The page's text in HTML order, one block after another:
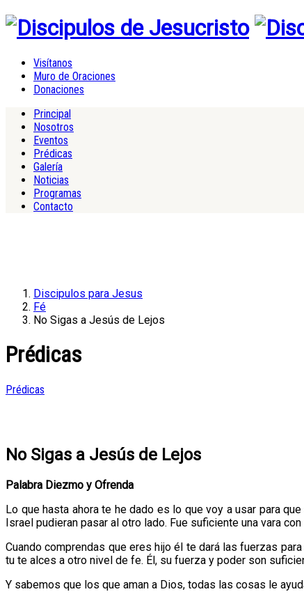
Visítanos
Muro de Oraciones
Donaciones
Principal
Nosotros
Eventos
Prédicas
Galería
Noticias
Programas
Contacto
Discipulos para Jesus
Fé
No Sigas a Jesús de Lejos
Prédicas
Prédicas
No Sigas a Jesús de Lejos
Palabra Diezmo y Ofrenda
Lo que hasta ahora te he dado es lo que voy a usar para
Israel pudieran pasar al otro lado. Fue suficiente una vara
Cuando comprendas que eres hijo él te dará las fuerzas
tu te alces a otro nivel de fe. Él, su fuerza y poder son
Y sabemos que los que aman a Dios, todas las cosas le